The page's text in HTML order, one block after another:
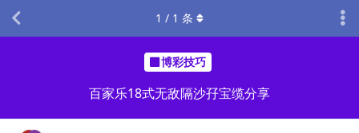
博彩技巧
百家乐18式无敌隔沙孖宝缆分享
1 / 1 条